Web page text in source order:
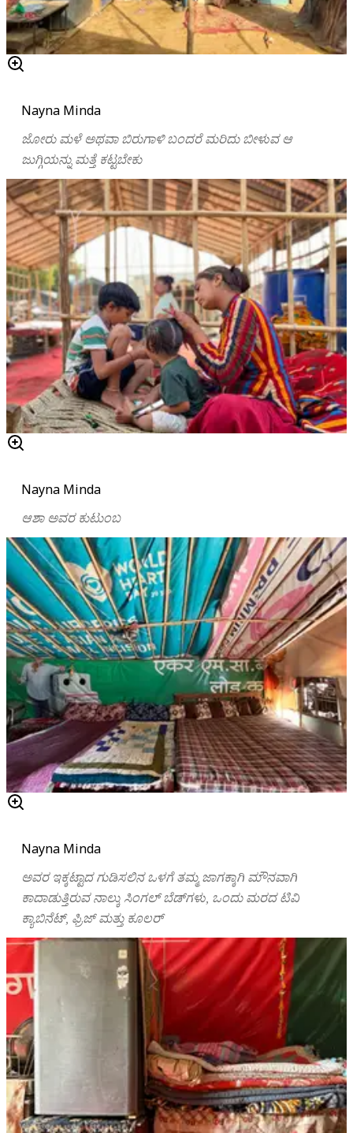
Nayna Minda
ಜೋರು ಮಳೆ ಅಥವಾ ಬಿರುಗಾಳಿ ಬಂದರೆ ಮರಿದು ಬೀಳುವ ಆ
ಜುಗ್ಗಿಯನ್ನು ಮತ್ತೆ ಕಟ್ಟಬೇಕು
Nayna Minda
ಆಶಾ ಅವರ ಕುಟುಂಬ
Nayna Minda
ಅವರ ಇಕ್ಕಟ್ಟಾದ ಗುಡಿಸಲಿನ ಒಳಗೆ ತಮ್ಮ ಜಾಗಕ್ಕಾಗಿ ಮೌನವಾಗಿ
ಕಾದಾಡುತ್ತಿರುವ ನಾಲ್ಕು ಸಿಂಗಲ್‌ ಬೆಡ್‌ಗಳು, ಒಂದು ಮರದ ಟಿವಿ
ಕ್ಯಾಬಿನೆಟ್, ಫ್ರಿಜ್ ಮತ್ತು ಕೂಲರ್‌